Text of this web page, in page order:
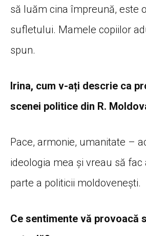
să luăm cina împreună, este
sufletului. Mamele copiilor
spun.
Irina, cum v-ați descrie ca
scenei politice din R.
Pace, armonie, umanitate –
ideologia mea și vreau să fac
parte a politicii moldovenești.
Ce sentimente vă provoacă